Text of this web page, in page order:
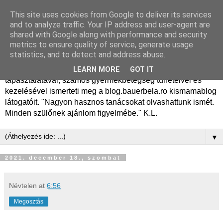
Dr. Bauer Béla Ph.D.
gyermekgyógyász
Dr. Bauer Béla Ph.D. gyermekgyógyász főorvos, 50 éves
tapasztalatával, számos gyermekbetegség tüneteivel és
kezelésével ismerteti meg a blog.bauerbela.ro kismamablog
látogatóit. "Nagyon hasznos tanácsokat olvashattunk ismét.
Minden szülőnek ajánlom figyelmébe." K.L.
▼
2021. december 18., szombat
Névtelen at 6:56
Megosztás
This site uses cookies from Google to deliver its services
and to analyze traffic. Your IP address and user-agent are
shared with Google along with performance and security
metrics to ensure quality of service, generate usage
statistics, and to detect and address abuse.
LEARN MORE GOT IT